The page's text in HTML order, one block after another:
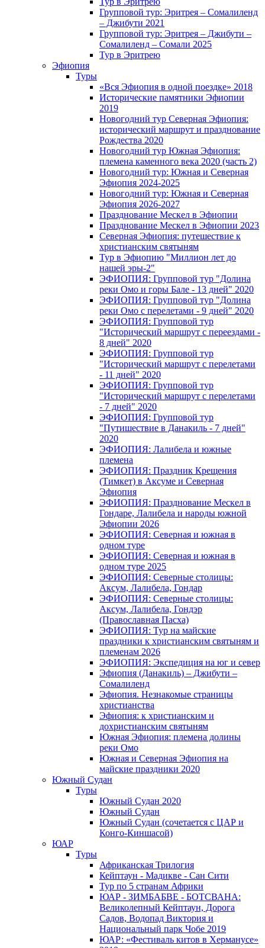
Групповой тур: Эритрея – Cомалиленд
– Джибути 2021
Групповой тур: Эритрея – Джибути –
Сомалиленд – Сомали 2025
Тур в Эритрею
Эфиопия
Туры
«Вся Эфиопия в одной поездке» 2018
Исторические памятники Эфиопии
2019
Новогодний тур Северная Эфиопия:
исторический маршрут и празднование
Рождества 2020
Новогодний тур Южная Эфиопия:
племена каменного века 2020 (часть 2)
Новогодний тур: Южная и Северная
Эфиопия 2024-2025
Новогодний тур: Южная и Северная
Эфиопия 2026-2027
Празднование Мескел в Эфиопии
Празднование Мескел в Эфиопии 2023
Северная Эфиопия: путешествие к
христианским святыням
Тур в Эфиопию "Миллион лет до
нашей эры-2"
ЭФИОПИЯ: Групповой тур "Долина
реки Омо и горы Бале - 13 дней" 2020
ЭФИОПИЯ: Групповой тур "Долина
реки Омо с перелетами - 9 дней" 2020
ЭФИОПИЯ: Групповой тур
"Исторический маршрут с переездами -
8 дней" 2020
ЭФИОПИЯ: Групповой тур
"Исторический маршрут с перелетами
- 11 дней" 2020
ЭФИОПИЯ: Групповой тур
"Исторический маршрут с перелетами
- 7 дней" 2020
ЭФИОПИЯ: Групповой тур
"Путишествие в Данакиль - 7 дней"
2020
ЭФИОПИЯ: Лалибела и южные
племена
ЭФИОПИЯ: Праздник Крещения
(Тимкет) в Аксуме и Северная
Эфиопия
ЭФИОПИЯ: Празднование Мескел в
Гондаре, Лалибела и народы южной
Эфиопии 2026
ЭФИОПИЯ: Северная и южная в
одном туре
ЭФИОПИЯ: Северная и южная в
одном туре 2025
ЭФИОПИЯ: Северные столицы:
Аксум, Лалибела, Гондар
ЭФИОПИЯ: Северные столицы:
Аксум, Лалибела, Гондэр
(Православная Пасха)
ЭФИОПИЯ: Тур на майские
праздники к христианским святыням и
племенам 2026
ЭФИОПИЯ: Экспедиция на юг и север
Эфиопия (Данакиль) – Джибути –
Cомалиленд
Эфиопия. Незнакомые страницы
христианства
Эфиопия: к христианским и
дохристианским святыням
Южная Эфиопия: племена долины
реки Омо
Южная и Северная Эфиопия на
майские праздники 2020
Южный Судан
Туры
Южный Cудан 2020
Южный Cудан
Южный Судан (сочетается с ЦАР и
Конго-Киншасой)
ЮАР
Туры
Африканская Трилогия
Кейптаун - Мадикве - Сан Сити
Тур по 5 странам Африки
ЮАР - ЗИМБАБВЕ - БОТСВАНА:
Великолепный Кейптаун, Дорога
Садов, Водопад Виктория и
Национальный парк Чобе 2019
ЮАР: «Фестиваль китов в Херманусе»